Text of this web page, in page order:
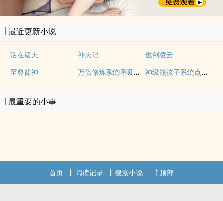
.
最近更新小说
活在诸天 补天记
傲剑凌云
至尊箭神
万倍修炼系统呼吸都能超神 神级熊孩子系统点化万物变随从
最重要的小事
首页 阅读记录 搜索小说 顶部